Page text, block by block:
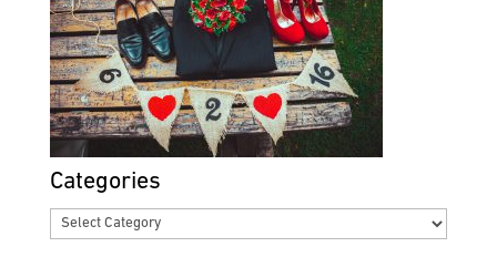
Categories
Categories